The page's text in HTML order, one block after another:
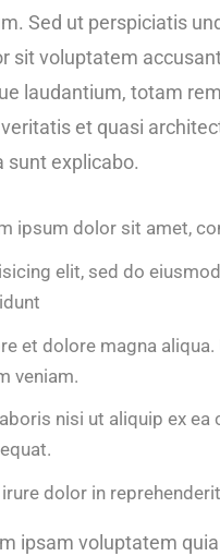
Sed ut perspiciatis
sit voluptatem
laudantium, totam
et quasi
sunt explicabo.
ipsum dolor sit amet,
elit, sed do
et dolore magna aliqua.
veniam.
nisi ut aliquip ex ea
dolor in
ipsam voluptatem